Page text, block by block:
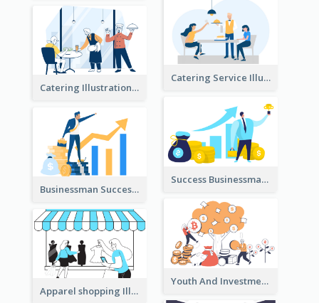
Catering Service Illustration
Catering Illustration
Success Businessman Illustration
Businessman Success Illustration
Youth And Investment Illustration
Apparel shopping Illustration